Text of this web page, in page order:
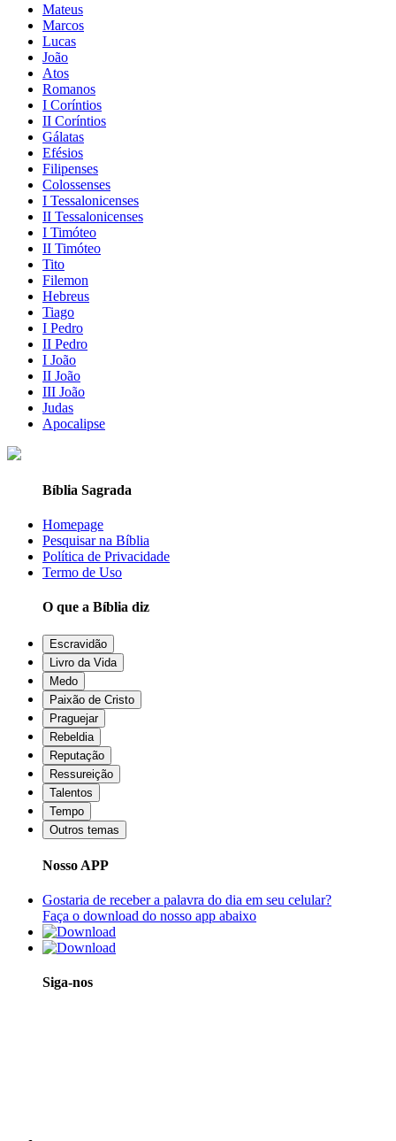
Mateus
Marcos
Lucas
João
Atos
Romanos
I Coríntios
II Coríntios
Gálatas
Efésios
Filipenses
Colossenses
I Tessalonicenses
II Tessalonicenses
I Timóteo
II Timóteo
Tito
Filemon
Hebreus
Tiago
I Pedro
II Pedro
I João
II João
III João
Judas
Apocalipse
Bíblia Sagrada
Homepage
Pesquisar na Bíblia
Política de Privacidade
Termo de Uso
O que a Bíblia diz
Escravidão
Livro da Vida
Medo
Paixão de Cristo
Praguejar
Rebeldia
Reputação
Ressureição
Talentos
Tempo
Outros temas
Nosso APP
Gostaria de receber a palavra do dia em seu celular?
Faça o download do nosso app abaixo
Siga-nos